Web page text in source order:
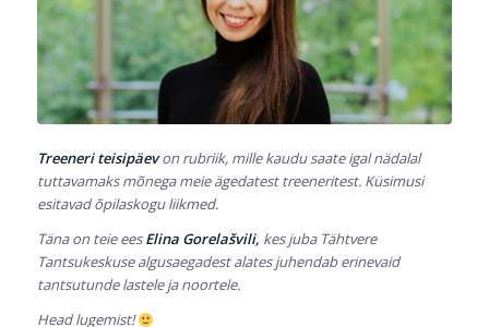
Treeneri teisipäevon rubriik, mille kaudu saate igal nädalal
tuttavamaks mõnega meie ägedatest treeneritest. Küsimusi
esitavad õpilaskogu liikmed.
Täna on teie eesElina Gorelašvili, kes juba Tähtvere
Tantsukeskuse algusaegadest alates juhendab erinevaid
tantsutunde lastele ja noortele.
Head lugemist!